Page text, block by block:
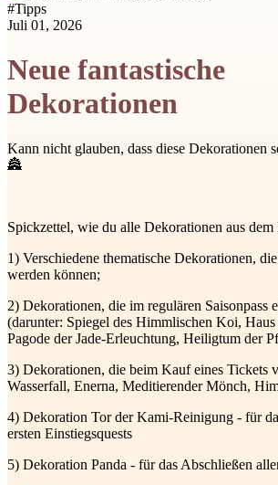
#Tipps
Juli 01, 2026
Neue fantastische
Dekorationen
Kann nicht glauben, dass diese Dekorationen
🏯
Spickzettel, wie du alle Dekorationen aus dem
1) Verschiedene thematische Dekorationen,
werden können;
2) Dekorationen, die im regulären Saisonpass
(darunter: Spiegel des Himmlischen Koi,
Pagode der Jade-Erleuchtung, Heiligtum der
3) Dekorationen, die beim Kauf eines Tickets
Wasserfall, Enerna, Meditierender Mönch,
4) Dekoration Tor der Kami-Reinigung - für
ersten Einstiegsquests
5) Dekoration Panda - für das Abschließen